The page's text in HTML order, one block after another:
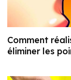
Comment
éliminer les